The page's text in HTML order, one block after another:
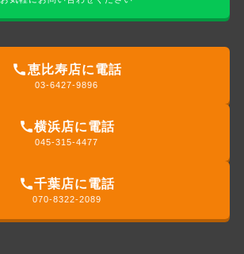
恵比寿店に電話
03-6427-9896
横浜店に電話
045-315-4477
千葉店に電話
070-8322-2089